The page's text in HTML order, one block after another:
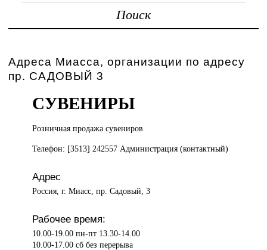
Поиск
Адреса Миасса, организации по адресу
пр. САДОВЫЙ 3
СУВЕНИРЫ
Розничная продажасувениров
Телефон: [3513] 242557 Администрация (контактный)
Адрес
Россия, г. Миасс, пр. Садовый, 3
Рабочее время:
10.00-19.00 пн-пт 13.30-14.00
10.00-17.00 сб без перерыва